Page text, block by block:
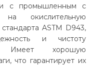
с промышленным с
окислительную
ASTM D943,
и чистоту
Имеет хорошую
что гарантирует их